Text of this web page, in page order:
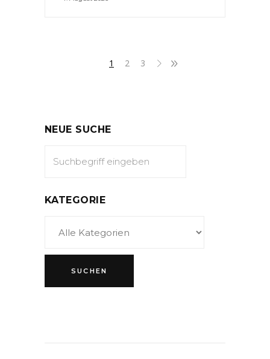
1 2 3
NEUE SUCHE
KATEGORIE